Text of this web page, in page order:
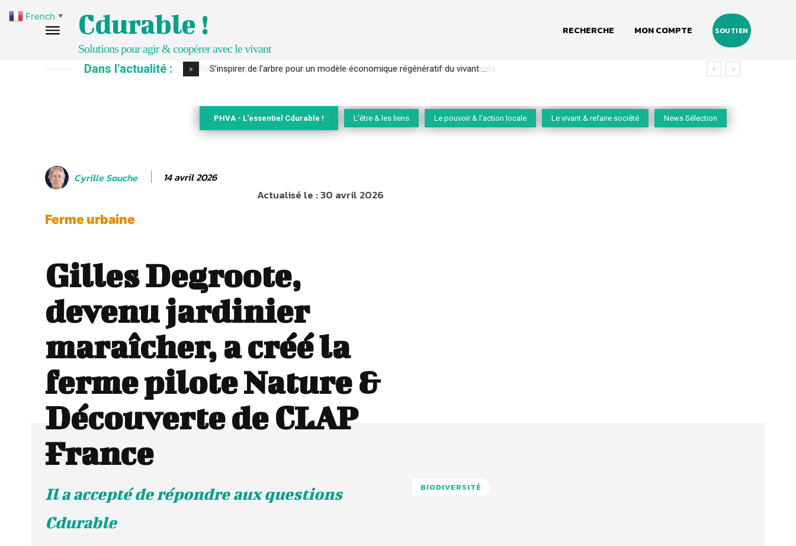
Cdurable !
Solutions pour agir & coopérer avec le vivant
RECHERCHE MON COMPTE SOUTIEN
Dans l'actualité : > S’inspirer de l’arbre pour un modèle économique régénératif du vivant …
PHVA - L'essentiel Cdurable ! L'être & les liens Le pouvoir & l'action locale Le vivant & refaire société News Sélection
Cyrille Souche 14 avril 2026
Actualisé le :30 avril 2026
Ferme urbaine
Gilles Degroote,
devenu jardinier
maraîcher, a créé la
ferme pilote Nature &
Découverte de CLAP
France
Il a accepté de répondre aux questions
Cdurable
BIODIVERSITÉ
French ▼